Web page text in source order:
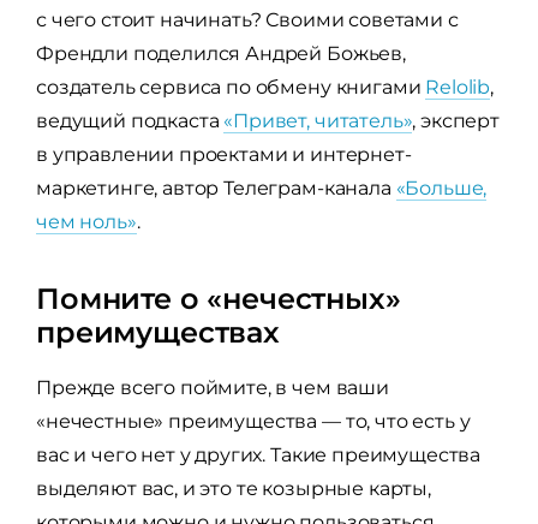
с чего стоит начинать? Своими советами с
Френдли поделился Андрей Божьев,
создатель сервиса по обмену книгами Relolib,
ведущий подкаста «Привет, читатель», эксперт
в управлении проектами и интернет-
маркетинге, автор Телеграм-канала «Больше,
чем ноль».
Помните о «нечестных»
преимуществах
Прежде всего поймите, в чем ваши
«нечестные» преимущества — то, что есть у
вас и чего нет у других. Такие преимущества
выделяют вас, и это те козырные карты,